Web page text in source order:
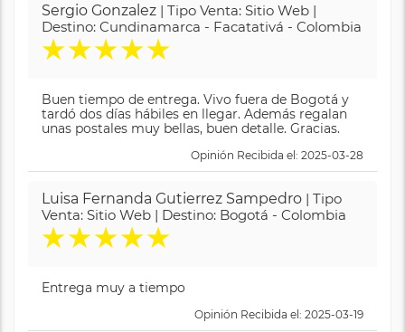
Sergio Gonzalez | Tipo Venta: Sitio Web |
Destino: Cundinamarca - Facatativá - Colombia
★★★★★
Buen tiempo de entrega. Vivo fuera de Bogotá y
tardó dos días hábiles en llegar. Además regalan
unas postales muy bellas, buen detalle. Gracias.
Opinión Recibida el: 2025-03-28
Luisa Fernanda Gutierrez Sampedro | Tipo
Venta: Sitio Web | Destino: Bogotá - Colombia
★★★★★
Entrega muy a tiempo
Opinión Recibida el: 2025-03-19